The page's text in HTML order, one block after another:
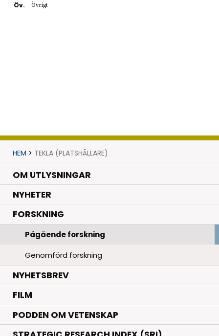
Öv. Övrigt
HEM > TEKLA (PLATSHÅLLARE)
OM UTLYSNINGAR
NYHETER.
FORSKNING.
Pågående forskning
Genomförd forskning
NYHETSBREV
FILM
PODDEN OM VETENSKAP